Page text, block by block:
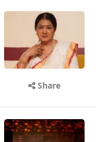
Share